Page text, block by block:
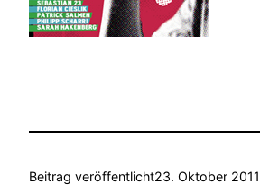
Beitrag veröffentlicht23. Oktober 2011